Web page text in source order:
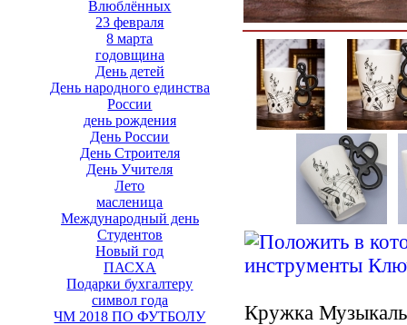
Влюблённых
23 февраля
8 марта
годовщина
День детей
День народного единства
России
день рождения
День России
День Строителя
День Учителя
Лето
масленица
Международный день
Студентов
Новый год
ПАСХА
Подарки бухгалтеру
символ года
ЧМ 2018 ПО ФУТБОЛУ
Кружка